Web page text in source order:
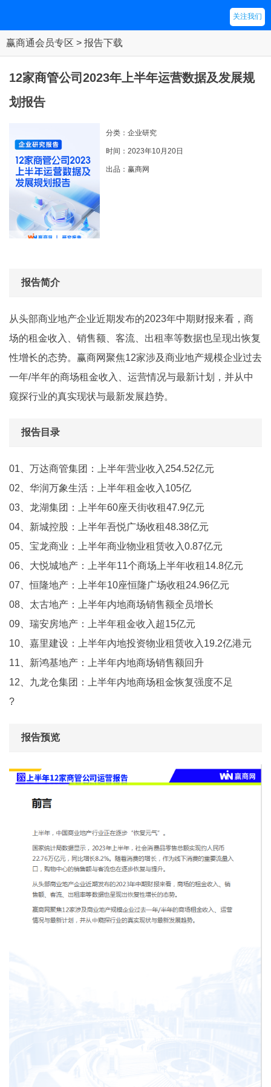
关注我们
赢商通会员专区 > 报告下载
12家商管公司2023年上半年运营数据及发展规
划报告
分类：企业研究
时间：2023年10月20日
出品：赢商网
报告简介
从头部商业地产企业近期发布的2023年中期财报来看，商
场的租金收入、销售额、客流、出租率等数据也呈现出恢复
性增长的态势。赢商网聚焦12家涉及商业地产规模企业过去
一年/半年的商场租金收入、运营情况与最新计划，并从中
窥探行业的真实现状与最新发展趋势。
报告目录
01、万达商管集团：上半年营业收入254.52亿元
02、华润万象生活：上半年租金收入105亿
03、龙湖集团：上半年60座天街收租47.9亿元
04、新城控股：上半年吾悦广场收租48.38亿元
05、宝龙商业：上半年商业物业租赁收入0.87亿元
06、大悦城地产：上半年11个商场上半年收租14.8亿元
07、恒隆地产：上半年10座恒隆广场收租24.96亿元
08、太古地产：上半年内地商场销售额全员增长
09、瑞安房地产：上半年租金收入超15亿元
10、嘉里建设：上半年內地投资物业租赁收入19.2亿港元
11、新鸿基地产：上半年内地商场销售额回升
12、九龙仓集团：上半年内地商场租金恢复强度不足
?
报告预览